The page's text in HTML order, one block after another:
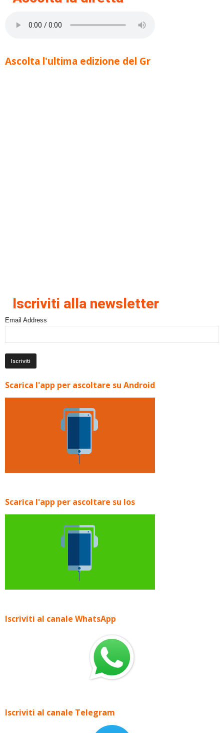
Ascolta l'ultima edizione del Gr
Iscriviti alla newsletter
Email Address
Scarica l'app per ascoltare su Android
Scarica l'app per ascoltare su Ios
Iscriviti al canale WhatsApp
Iscriviti al canale Telegram